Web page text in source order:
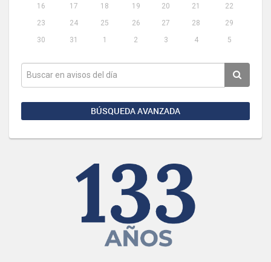
16
17 18 19 20 21
22
23
24 25 26 27 28
29
30
31 1 2 3 4 5
BÚSQUEDA AVANZADA